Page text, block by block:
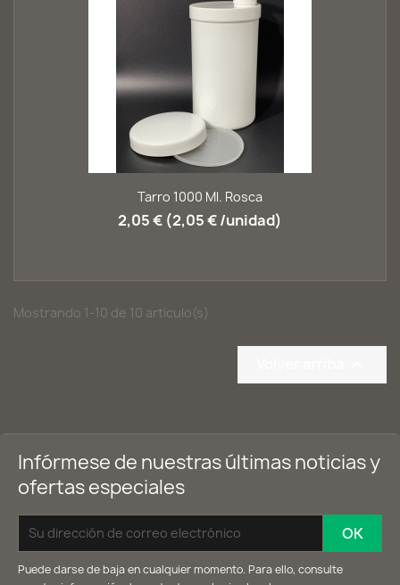
Tarro 1000 Ml. Rosca
2,05 € (2,05 € /unidad)
Mostrando 1-10 de 10 artículo(s)
Infórmese de nuestras últimas noticias y
ofertas especiales
Puede darse de baja en cualquier momento. Para ello, consulte